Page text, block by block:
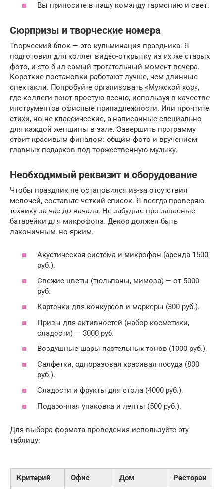
Вы приносите в нашу команду гармонию и свет.
Сюрпризы и творческие номера
Творческий блок — это кульминация праздника. Я
подготовил для коллег видео-открытку из их же старых
фото, и это был самый трогательный момент вечера.
Короткие постановки работают лучше, чем длинные
спектакли. Попробуйте организовать «Мужской хор»,
где коллеги поют простую песню, используя в качестве
инструментов офисные принадлежности. Или прочтите
стихи, но не классические, а написанные специально
для каждой женщины в зале. Завершить программу
стоит красивым финалом: общим фото и вручением
главных подарков под торжественную музыку.
Необходимый реквизит и оборудование
Чтобы праздник не остановился из-за отсутствия
мелочей, составьте четкий список. Я всегда проверяю
технику за час до начала. Не забудьте про запасные
батарейки для микрофона. Декор должен быть
лаконичным, но ярким.
Акустическая система и микрофон (аренда 1500
руб.).
Свежие цветы (тюльпаны, мимоза) — от 5000
руб.
Карточки для конкурсов и маркеры (300 руб.).
Призы для активностей (набор косметики,
сладости) — 3000 руб.
Воздушные шары пастельных тонов (1000 руб.).
Салфетки, одноразовая красивая посуда (800
руб.).
Сладости и фрукты для стола (4000 руб.).
Подарочная упаковка и ленты (500 руб.).
Для выбора формата проведения используйте эту
таблицу:
Критерий Офис Дом Ресторан